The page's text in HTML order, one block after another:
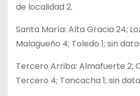
de localidad 2.
Santa María: Alta Gracia 24;
Malagueño 4; Toledo 1; sin
Tercero Arriba: Almafuerte 2;
Tercero 4; Tancacha 1; sin